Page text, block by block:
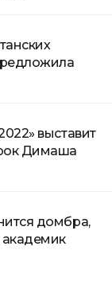
выставит
Димаша
домбра,
академик